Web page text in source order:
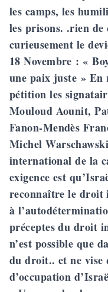
les camps, les
les prisons. .rien de
curieusement le
18 Novembre : «
une paix juste » En
pétition les
Mouloud Aounit,
Fanon-Mendès
Michel
international de la
exigence est
reconnaître le droit
à
préceptes du droit
n’est possible que
du droit.. et ne vise
d’occupation